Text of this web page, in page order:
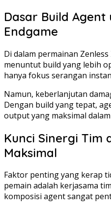
Dasar Build Agent
Endgame
Di dalam permainan
menuntut build yang lebih
hanya fokus serangan
Namun, keberlanjutan
Dengan build yang tepat,
output yang maksimal
Kunci Sinergi Tim
Maksimal
Faktor penting yang kerap
pemain adalah kerjasama
komposisi agent sangat